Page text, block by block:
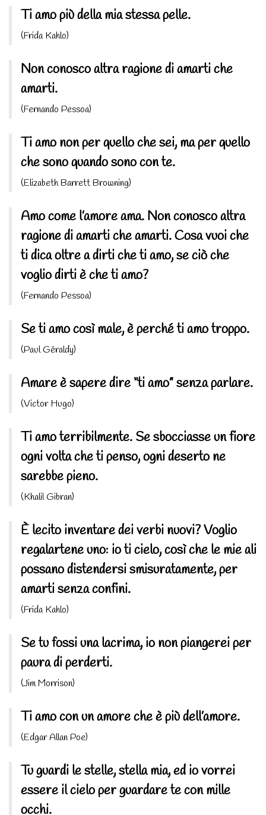
Ti amo più della mia stessa pelle.
(Frida Kahlo)
Non conosco altra ragione di amarti che
amarti.
(Fernando Pessoa)
Ti amo non per quello che sei, ma per quello
che sono quando sono con te.
(Elizabeth Barrett Browning)
Amo come l’amore ama. Non conosco altra
ragione di amarti che amarti. Cosa vuoi che
ti dica oltre a dirti che ti amo, se ciò che
voglio dirti è che ti amo?
(Fernando Pessoa)
Se ti amo così male, è perché ti amo troppo.
(Paul Géraldy)
Amare è sapere dire “ti amo” senza parlare.
(Victor Hugo)
Ti amo terribilmente. Se sbocciasse un fiore
ogni volta che ti penso, ogni deserto ne
sarebbe pieno.
(Khalil Gibran)
È lecito inventare dei verbi nuovi? Voglio
regalartene uno: io ti cielo, così che le mie ali
possano distendersi smisuratamente, per
amarti senza confini.
(Frida Kahlo)
Se tu fossi una lacrima, io non piangerei per
paura di perderti.
(Jim Morrison)
Ti amo con un amore che è più dell’amore.
(Edgar Allan Poe)
Tu guardi le stelle, stella mia, ed io vorrei
essere il cielo per guardare te con mille
occhi.